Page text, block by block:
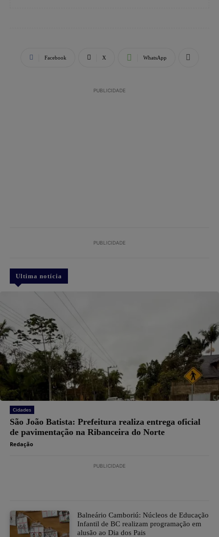
Facebook X WhatsApp
PUBLICIDADE
PUBLICIDADE
Ultima notícia
Cidades
São João Batista: Prefeitura realiza entrega oficial
de pavimentação na Ribanceira do Norte
Redação
PUBLICIDADE
Balneário Camboriú: Núcleos de Educação
Infantil de BC realizam programação em
alusão ao Dia dos Pais